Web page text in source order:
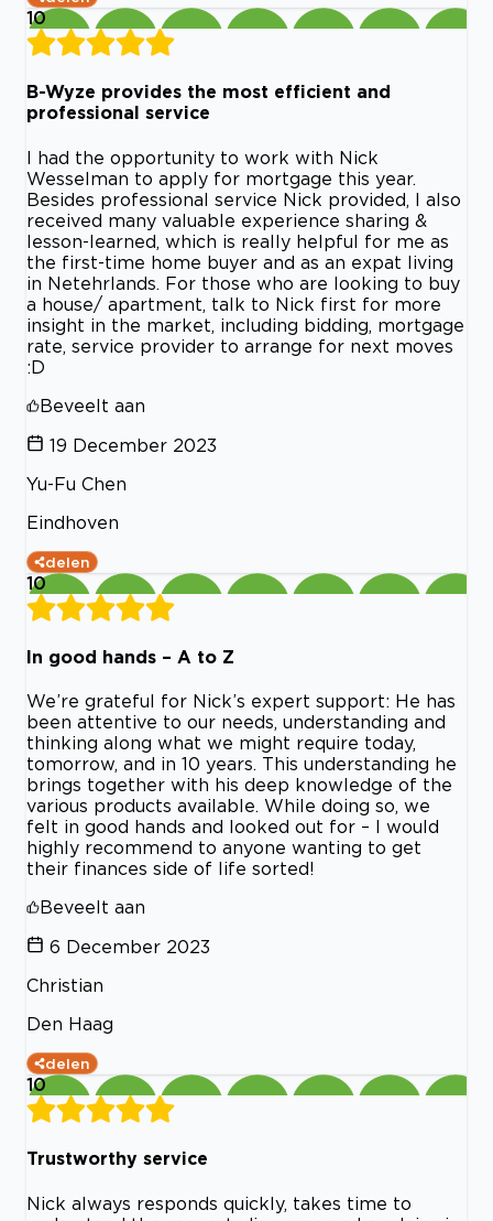
10
B-Wyze provides the most efficient and
professional service
I had the opportunity to work with Nick
Wesselman to apply for mortgage this year.
Besides professional service Nick provided, I also
received many valuable experience sharing &
lesson-learned, which is really helpful for me as
the first-time home buyer and as an expat living
in Netehrlands. For those who are looking to buy
a house/ apartment, talk to Nick first for more
insight in the market, including bidding, mortgage
rate, service provider to arrange for next moves
:D
Beveelt aan
19 December 2023
Yu-Fu Chen
Eindhoven
delen
10
In good hands – A to Z
We’re grateful for Nick’s expert support: He has
been attentive to our needs, understanding and
thinking along what we might require today,
tomorrow, and in 10 years. This understanding he
brings together with his deep knowledge of the
various products available. While doing so, we
felt in good hands and looked out for – I would
highly recommend to anyone wanting to get
their finances side of life sorted!
Beveelt aan
6 December 2023
Christian
Den Haag
delen
10
Trustworthy service
Nick always responds quickly, takes time to